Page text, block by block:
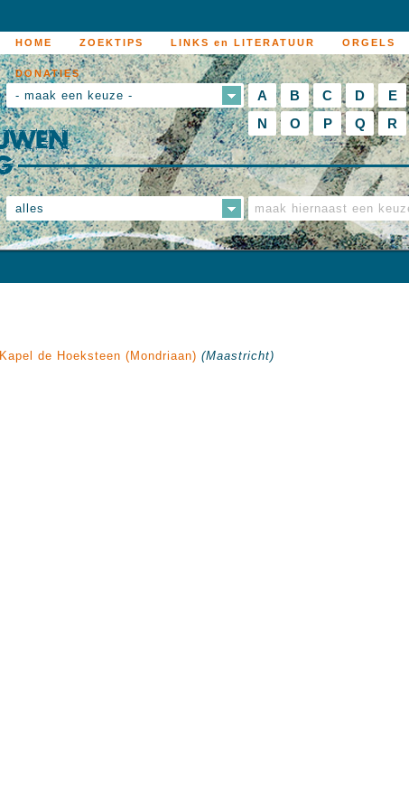
HOME ZOEKTIPS LINKS en LITERATUUR ORGELS
DONATIES
- maak een keuze - A B C D E
N
O P Q R
alles
Kapel de Hoeksteen (Mondriaan) (Maastricht)